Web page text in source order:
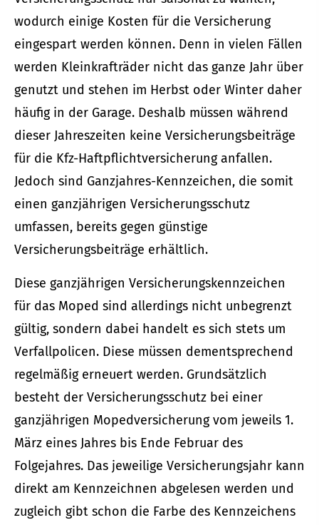
wodurch einige Kosten für die Versicherung
eingespart werden können. Denn in vielen Fällen
werden Kleinkrafträder nicht das ganze Jahr über
genutzt und stehen im Herbst oder Winter daher
häufig in der Garage. Deshalb müssen während
dieser Jahreszeiten keine Versicherungsbeiträge
für die Kfz-Haft­pflichtversicherung anfallen.
Jedoch sind Ganzjahres-Kenn­zeichen, die somit
einen ganzjährigen Versicherungsschutz
umfassen, bereits gegen günstige
Versicherungsbeiträge erhältlich.
Diese ganzjährigen Versicherungskennzeichen
für das Moped sind allerdings nicht unbegrenzt
gültig, sondern dabei handelt es sich stets um
Verfallpolicen. Diese müssen dementsprechend
regelmäßig erneuert werden. Grundsätzlich
besteht der Versicherungsschutz bei einer
ganzjährigen Mopedversicherung vom jeweils 1.
März eines Jahres bis Ende Februar des
Folgejahres. Das jeweilige Versicherungsjahr kann
direkt am Kennzeichnen abgelesen werden und
zugleich gibt schon die Farbe des Kenn­zeichens